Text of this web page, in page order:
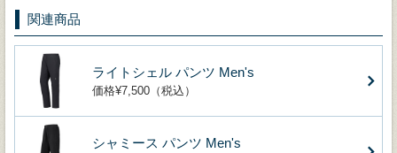
関連商品
ライトシェル パンツ Men's
価格¥7,500（税込）
シャミース パンツ Men's